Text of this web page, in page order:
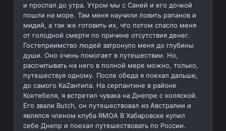
и проспал до утра. Утром мы с Саней и его дочкой
пошли на море. Там меня научили ловить рапанов и
мидий, а так же готовить их, что потом спасло меня
от голодной смерти по причине отсутствия денег.
Гостеприимство людей затронуло меня до глубины
души. Оно очень помогает в путешествии. Но,
рассчитывать на него в полной мере можно, только,
путешествуя одному. После обеда я поехал дальше,
до самого КаZантипа. На серпантине в районе
Коктебеля, я встретил чувака на Днепре с коляской.
Его звали Butch, он путешествовал из Австралии и
являлся членом клуба RMOA В Хабаровске купил
себе Днепр и поехал путешествовать по России.